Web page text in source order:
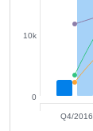
0
10k
Q4/2016